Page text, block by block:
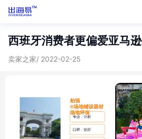
西班牙消费者更偏爱亚马逊
卖家之家/ 2022-02-25